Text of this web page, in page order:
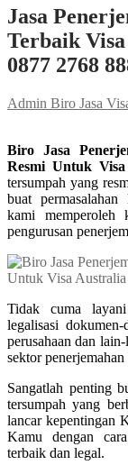
Jasa
Terbaik
0877 2768
Admin Biro Jasa
Biro Jasa
Resmi Untuk
tersumpah yang
buat
kami memperoleh
pengurusan
Tidak cuma
legalisasi
perusahaan dan
sektor
Sangatlah penting
tersumpah yang
lancar kepentingan
Kamu dengan cara
terbaik dan legal.